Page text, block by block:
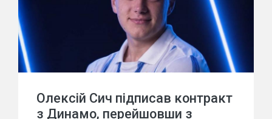
Олексій Сич підписав контракт
з Динамо, перейшовши з